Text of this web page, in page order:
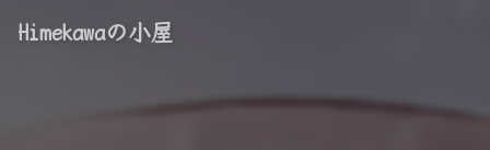
Himekawaの小屋